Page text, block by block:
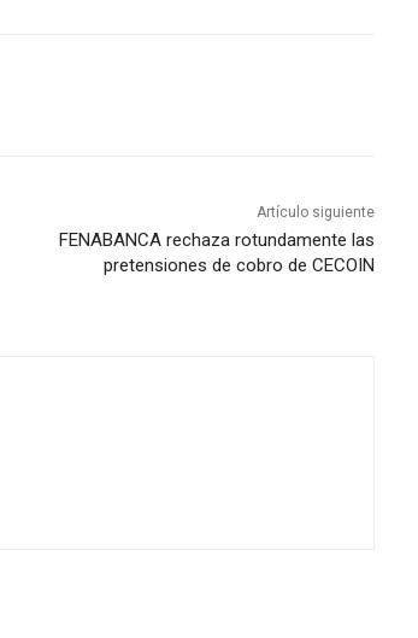
Artículo siguiente
FENABANCA rechaza rotundamente las
pretensiones de cobro de CECOIN